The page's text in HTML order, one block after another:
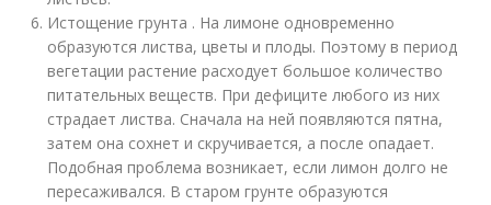
Истощение грунта . На лимоне одновременно
образуются листва, цветы и плоды. Поэтому в период
вегетации растение расходует большое количество
питательных веществ. При дефиците любого из них
страдает листва. Сначала на ней появляются пятна,
затем она сохнет и скручивается, а после опадает.
Подобная проблема возникает, если лимон долго не
пересаживался. В старом грунте образуются